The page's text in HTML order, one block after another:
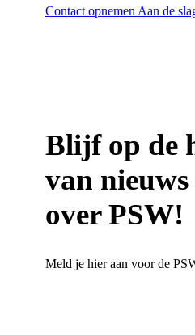
Contact opnemenAan de
Blijf op de
van
over PSW!
Meld je hier aan voor de